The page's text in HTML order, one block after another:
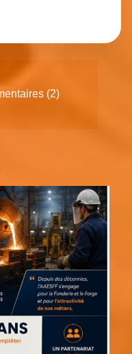
(2)